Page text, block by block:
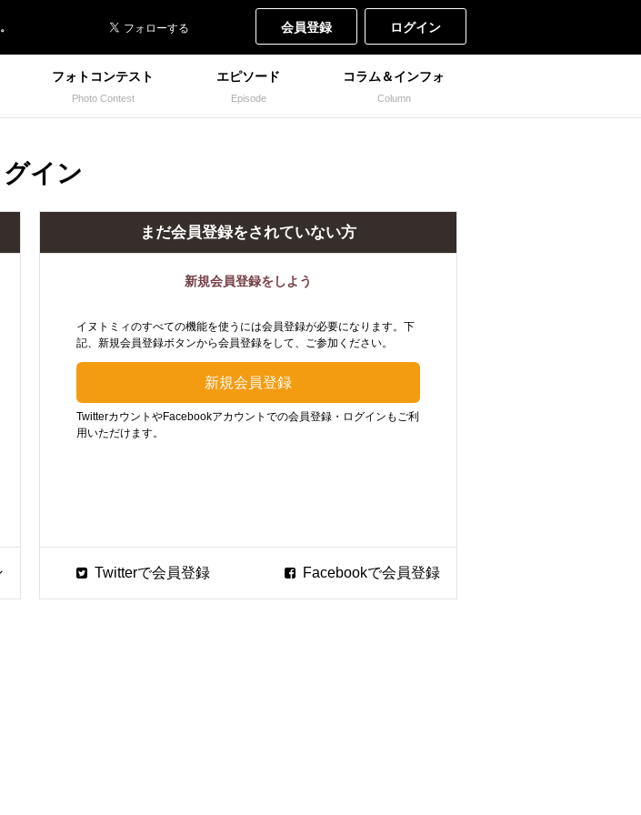
会員登録 ログイン
フォトコンテスト
Photo Contest
エピソード
Episode
コラム＆インフォ
Column
グイン
まだ会員登録をされていない方
新規会員登録をしよう
イヌトミィのすべての機能を使うには会員登録が必要になります。下
記、新規会員登録ボタンから会員登録をして、ご参加ください。
TwitterカウントやFacebookアカウントでの会員登録・ログインもご利
用いただけます。